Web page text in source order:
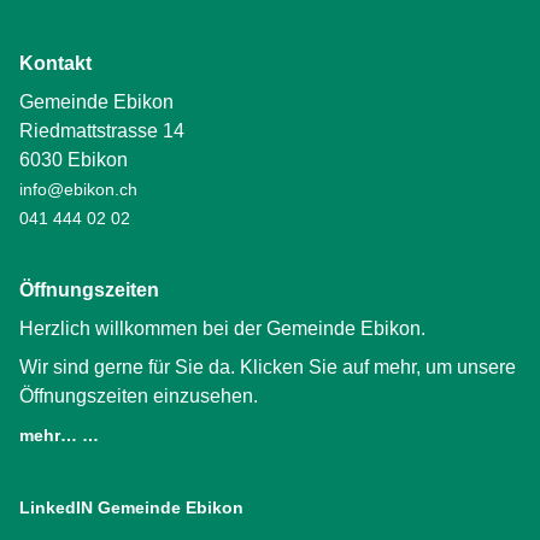
Kontakt
Gemeinde Ebikon
Riedmattstrasse 14
6030 Ebikon
info@ebikon.ch
041 444 02 02
Öffnungszeiten
Herzlich willkommen bei der Gemeinde Ebikon.
Wir sind gerne für Sie da. Klicken Sie auf mehr, um unsere
Öffnungszeiten einzusehen.
mehr… …
LinkedIN Gemeinde Ebikon